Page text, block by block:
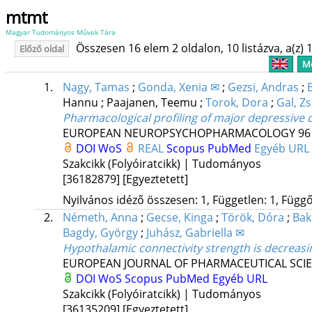
mtmt
Magyar Tudományos Művek Tára
Előző oldal Összesen 16 elem 2 oldalon, 10 listázva, a(z)
1. Nagy, Tamas ; Gonda, Xenia ✉; Gezsi, Andras ;
Hannu ; Paajanen, Teemu ; Torok, Dora ; Gal,
Pharmacological profiling of major
EUROPEAN NEUROPSYCHOPHARMACOLOGY96
DOI WoS REALScopus PubMed Egyéb URL
Szakcikk (Folyóiratcikk) | Tudományos
[36182879] [Egyeztetett]
Nyilvános idéző összesen: 1, Független: 1,
2.
Németh, Anna ; Gecse, Kinga ; Török, Dóra ;
Bagdy, György; Juhász, Gabriella ✉
Hypothalamic connectivity strength is
EUROPEAN JOURNAL OF PHARMACEUTICAL
DOI WoS Scopus PubMed Egyéb URL
Szakcikk (Folyóiratcikk) | Tudományos